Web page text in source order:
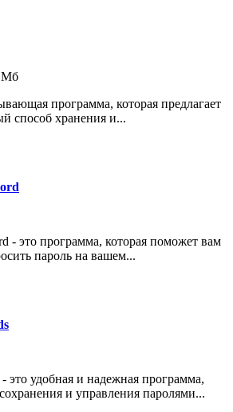
Мб
программа, которая предлагает
способ хранения и...
- это программа, которая поможет вам
пароль на вашем...
- это удобная и надежная программа,
и управления паролями...